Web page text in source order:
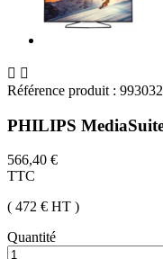
 
Référence produit :
PHILIPS
566,40 €
TTC
( 472 € HT )
Quantité